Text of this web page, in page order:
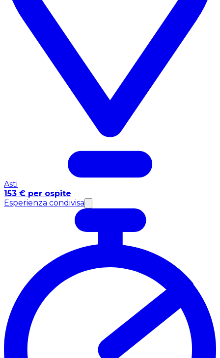
Asti
153 € per ospite
Esperienza condivisa